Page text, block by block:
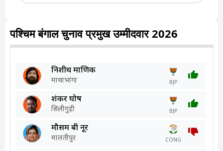
पश्चिम बंगाल चुनाव प्रमुख उम्मीदवार 2026